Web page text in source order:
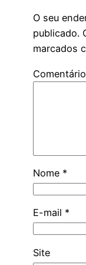
O seu
publicado.
marcados
Comentário
Nome *
E-mail *
Site